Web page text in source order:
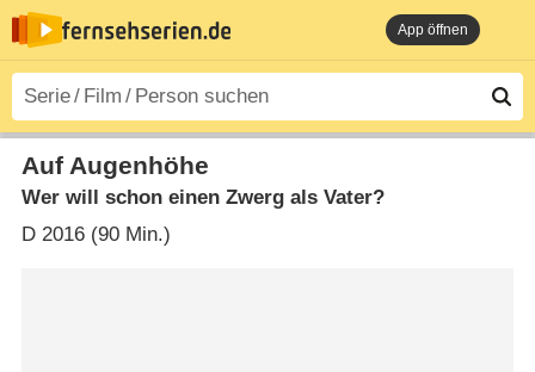
App öffnen
Auf Augenhöhe
Wer will schon einen Zwerg als Vater?
D2016 (90 Min.)